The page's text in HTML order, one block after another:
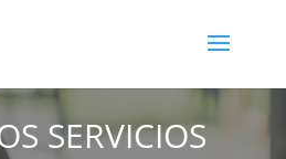
SERVICIOS